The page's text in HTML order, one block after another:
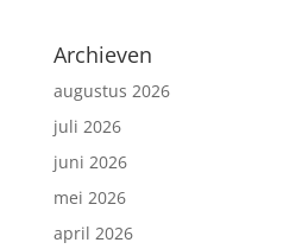
Archieven
augustus 2026
juli 2026
juni 2026
mei 2026
april 2026